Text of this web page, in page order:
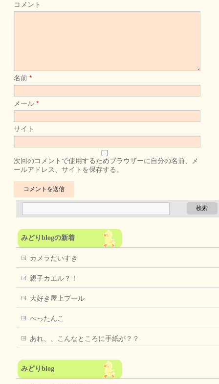
コメント
名前*
メール*
サイト
次回のコメントで使用するためブラウザーに自分の名前、メ
ールアドレス、サイトを保存する。
みどりblogの新着
カメラだいすき
親子カエル？！
大好き屋上プール
ぺったんこ
あれ、、こんなところに手紙が？？
みどりblog